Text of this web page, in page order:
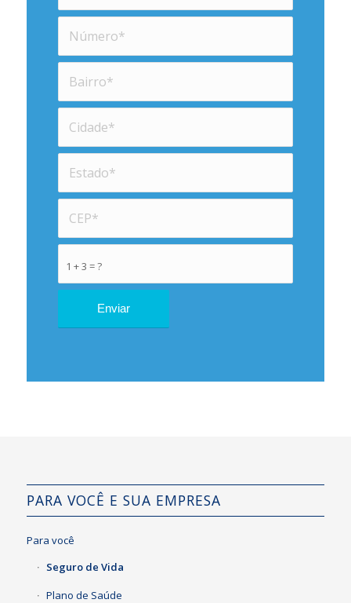
1 + 3 = ?
PARA VOCÊ E SUA EMPRESA
Para você
Seguro de Vida
Plano de Saúde